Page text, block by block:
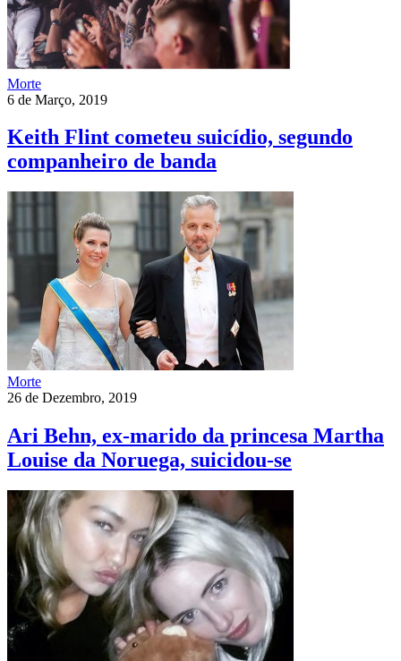
Morte
6 de Março, 2019
Keith Flint cometeu suicídio, segundo
companheiro de banda
Morte
26 de Dezembro, 2019
Ari Behn, ex-marido da princesa Martha
Louise da Noruega, suicidou-se